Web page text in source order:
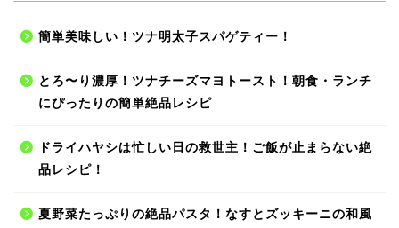
簡単美味しい！ツナ明太子スパゲティー！
とろ〜り濃厚！ツナチーズマヨトースト！朝食・ランチ
にぴったりの簡単絶品レシピ
ドライハヤシは忙しい日の救世主！ご飯が止まらない絶
品レシピ！
夏野菜たっぷりの絶品パスタ！なすとズッキーニの和風